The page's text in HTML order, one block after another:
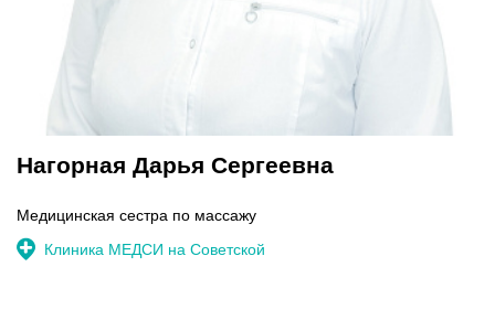
Нагорная Дарья Сергеевна
Медицинская сестра по массажу
Клиника МЕДСИ на Советской